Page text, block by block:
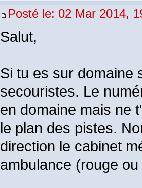
Posté le: 02 Mar 2014,
Salut,
Si tu es sur domaine
secouristes. Le
en domaine mais ne
le plan des pistes.
direction le cabinet
ambulance (rouge